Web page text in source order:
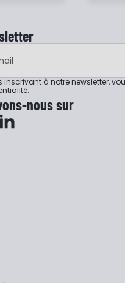
e-mail
inscrivant à notre newsletter,
.
nous sur